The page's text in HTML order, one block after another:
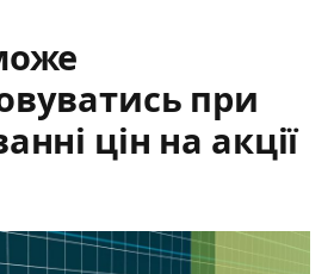
при
цін на акції